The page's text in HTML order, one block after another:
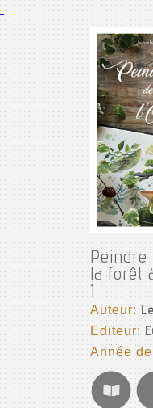
Peindre
la forêt
1
Auteur:
Editeur:
Année